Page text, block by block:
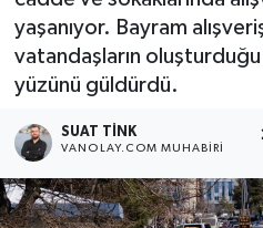
yaşanıyor. Bayram
vatandaşların
yüzünü güldürdü.
SUAT TINK
VANOLAY.COM MUHABIRI
Bilim & Teknoloji
Dünya
RESMİ İLANLAR
Son Dakika Haberleri
Haber Arşivi